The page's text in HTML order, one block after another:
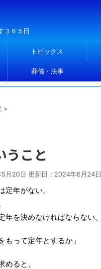
３６５日
トピックス
葬儀・法事
>
うこと
月20日 更新日： 2024年6月24日
定年がない。
年を決めなければならない。
もって定年とするか」
めると、